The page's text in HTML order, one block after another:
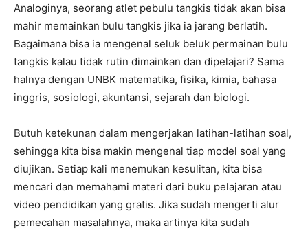
Analoginya, seorang atlet pebulu tangkis tidak akan bisa
mahir memainkan bulu tangkis jika ia jarang berlatih.
Bagaimana bisa ia mengenal seluk beluk permainan bulu
tangkis kalau tidak rutin dimainkan dan dipelajari? Sama
halnya dengan UNBK matematika, fisika, kimia, bahasa
inggris, sosiologi, akuntansi, sejarah dan biologi.
Butuh ketekunan dalam mengerjakan latihan-latihan soal,
sehingga kita bisa makin mengenal tiap model soal yang
diujikan. Setiap kali menemukan kesulitan, kita bisa
mencari dan memahami materi dari buku pelajaran atau
video pendidikan yang gratis. Jika sudah mengerti alur
pemecahan masalahnya, maka artinya kita sudah